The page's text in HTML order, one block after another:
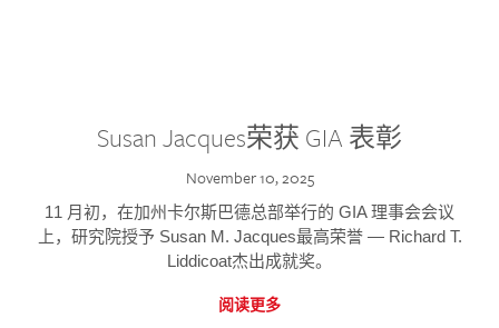
Susan Jacques荣获 GIA 表彰
November 10, 2025
11 月初，在加州卡尔斯巴德总部举行的 GIA 理事会会议
上，研究院授予 Susan M. Jacques最高荣誉 — Richard T.
Liddicoat杰出成就奖。
阅读更多